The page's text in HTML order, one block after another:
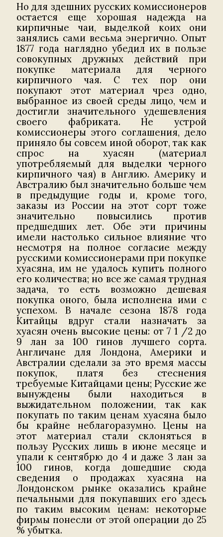
Но для здешних русских комиссионеров
остается еще хорошая надежда на
кирпичные чаи, выделкой коих они
занялись сами весьма энергично. Опыт
1877 года наглядно убедил их в пользе
совокупных дружных действий при
покупке материала для черного
кирпичного чая. С тех пор они
покупают этот материал чрез одно,
выбранное из своей среды лицо, чем и
достигли значительного удешевления
своего фабриката. Не устрой
комиссионеры этого соглашения, дело
приняло бы совсем иной оборот, так как
спрос на хуасян (материал
употребляемый для выделки черного
кирпичного чая) в Англию. Америку и
Австралию был значительно больше чем
в предыдущие годы и, кроме того,
заказы из России на этот сорт тоже
значительно повысились против
предшедших лет. Обе эти причины
имели настолько сильное влияние что
несмотря на полное согласие между
русскими комиссионерами при покупке
хуасяна, им не удалось купить полного
его количества; но все же самая трудная
задача, то есть возможно дешевая
покупка оного, была исполнена ими с
успехом. В начале сезона 1878 года
Китайцы вдруг стали назначать за
хуасян очень высокие цены: от 7 1 /2 до
9 лан за 100 гинов лучшего сорта.
Англичане для Лондона, Америки и
Австралии сделали за это время массы
покупок, платя без стеснения
требуемые Китайцами цены; Русские же
вынуждены были находиться в
выжидательном положении, так как
покупать по таким ценам хуасяна было
бы крайне неблагоразумно. Цены на
этот материал стали склоняться в
пользу Русских лишь в июне месяце и
упали к сентябрю до 4 и даже 3 лан за
100 гинов, когда дошедшие сюда
сведения о продажах хуасяна на
Лондонском рынке оказались крайне
печальными для покупавших его здесь
по таким высоким ценам: некоторые
фирмы понесли от этой операции до 25
% убытка.